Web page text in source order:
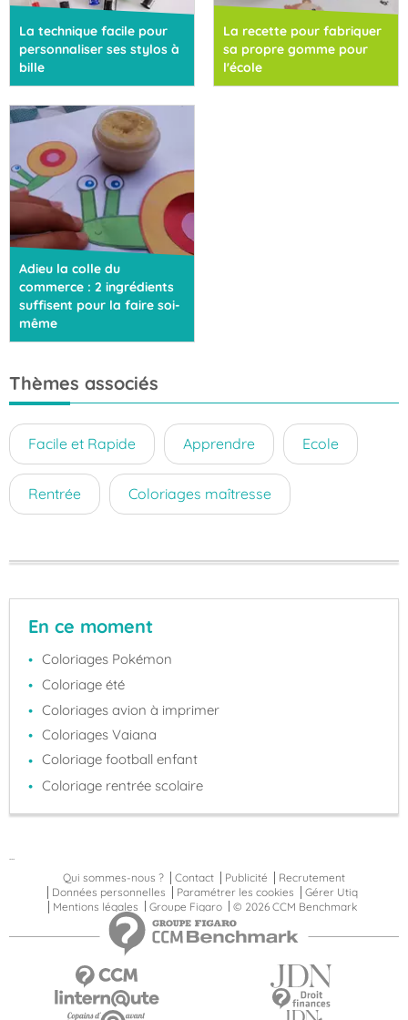
La technique facile pour
personnaliser ses stylos à
bille
La recette pour fabriquer
sa propre gomme pour
l'école
Adieu la colle du
commerce : 2 ingrédients
suffisent pour la faire soi-
même
Thèmes associés
Facile et Rapide Apprendre Ecole
Rentrée Coloriages maîtresse
En ce moment
Coloriages Pokémon
Coloriage été
Coloriages avion à imprimer
Coloriages Vaiana
Coloriage football enfant
Coloriage rentrée scolaire
...
Qui sommes-nous ?
Contact Publicité
Recrutement
Données personnelles
Paramétrer les cookies
Gérer Utiq
Mentions légales
Groupe Figaro © 2026 CCM Benchmark